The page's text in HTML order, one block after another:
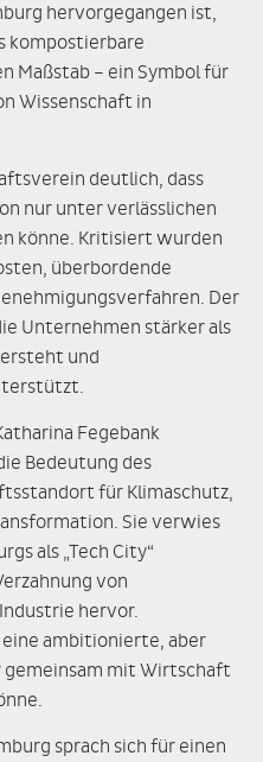
hervorgegangen ist,
kompostierbare
Maßstab – ein Symbol für
Wissenschaft in
deutlich, dass
nur unter verlässlichen
könne. Kritisiert wurden
überbordende
Der
Unternehmen stärker als
und
Fegebank
Bedeutung des
für Klimaschutz,
Sie verwies
als „Tech City“
von
hervor.
ambitionierte, aber
mit Wirtschaft
sprach sich für einen